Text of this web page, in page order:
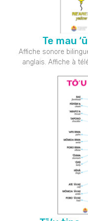
Te mau
Affiche sonore
anglais. Affiche à